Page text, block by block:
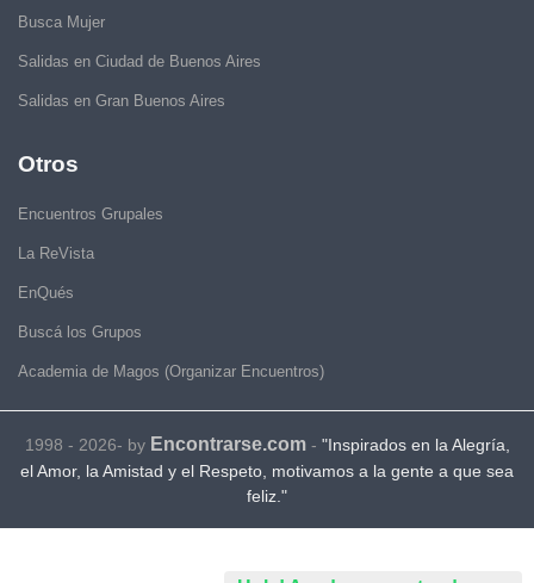
Busca Mujer
Salidas en Ciudad de Buenos Aires
Salidas en Gran Buenos Aires
Otros
Encuentros Grupales
La ReVista
EnQués
Buscá los Grupos
Academia de Magos (Organizar Encuentros)
1998 - 2026- by Encontrarse.com- "Inspirados en la Alegría,
el Amor, la Amistad y el Respeto, motivamos a la gente a que sea
feliz."